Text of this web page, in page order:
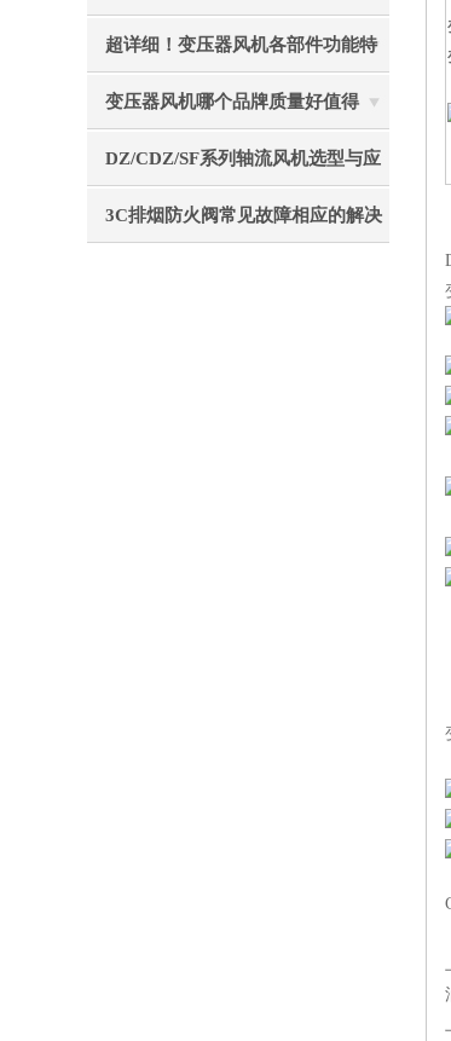
重要的事项分享
超详细！变压器风机各部件功能特
点全分享
变压器风机哪个品牌质量好值得
选？静音节能使用寿命长
DZ/CDZ/SF系列轴流风机选型与应
用指南
3C排烟防火阀常见故障相应的解决